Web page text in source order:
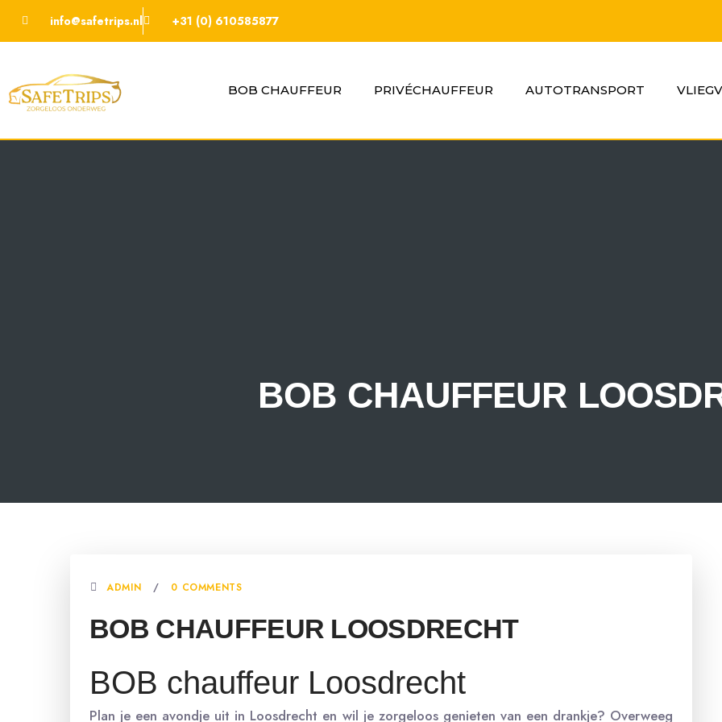
info@safetrips.nl +31 (0) 610585877
BOB CHAUFFEUR PRIVÉCHAUFFEUR AUTOTRANSPORT
BOB CHAUFFEUR
ADMIN 0 COMMENTS
BOB CHAUFFEUR LOOSDRECHT
BOB chauffeur Loosdrecht
Plan je een avondje uit in Loosdrecht en wil je zorgeloos genieten van een drankje? Overweeg